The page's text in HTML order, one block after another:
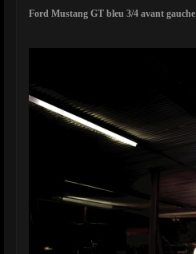
Ford Mustang GT bleu 3/4 avant gauche